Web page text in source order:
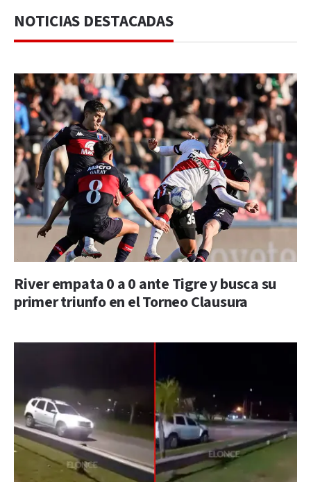
NOTICIAS DESTACADAS
River empata 0 a 0 ante Tigre y busca su
primer triunfo en el Torneo Clausura